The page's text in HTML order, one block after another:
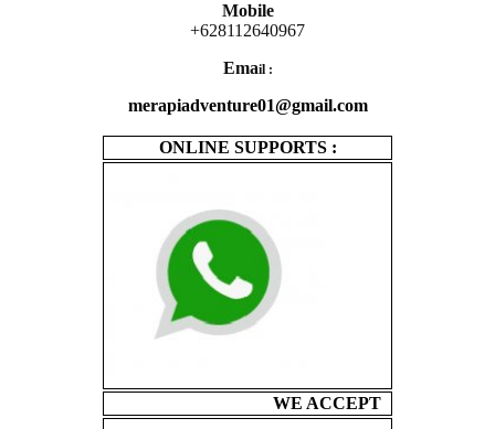
Mobile
+628112640967
Email :
merapiadventure01@gmail.com
ONLINE SUPPORTS :
WE ACCEPT